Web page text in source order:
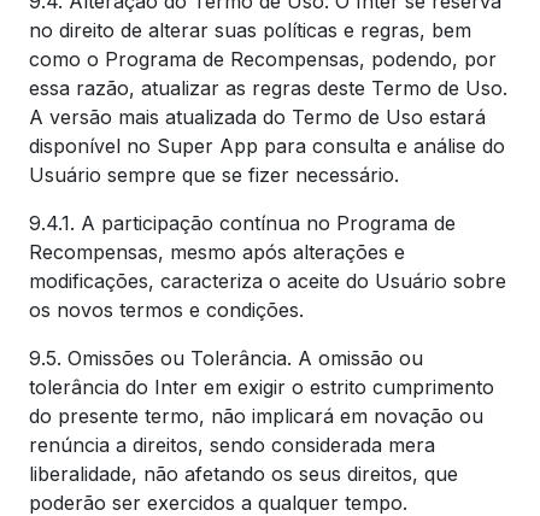
no direito de alterar suas políticas e regras, bem
como o Programa de Recompensas, podendo, por
essa razão, atualizar as regras deste Termo de Uso.
A versão mais atualizada do Termo de Uso estará
disponível no Super App para consulta e análise do
Usuário sempre que se fizer necessário.
9.4.1. A participação contínua no Programa de
Recompensas, mesmo após alterações e
modificações, caracteriza o aceite do Usuário sobre
os novos termos e condições.
9.5. Omissões ou Tolerância. A omissão ou
tolerância do Inter em exigir o estrito cumprimento
do presente termo, não implicará em novação ou
renúncia a direitos, sendo considerada mera
liberalidade, não afetando os seus direitos, que
poderão ser exercidos a qualquer tempo.